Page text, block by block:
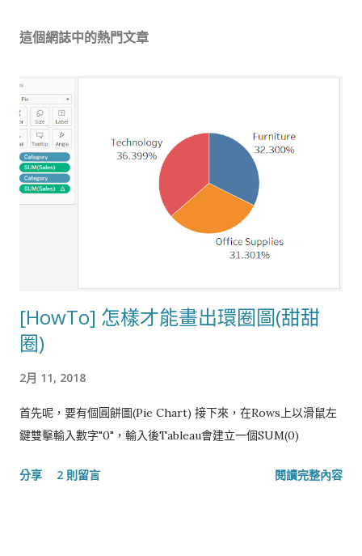
這個網誌中的熱門文章
[HowTo] 怎樣才能畫出環圈圖(甜甜
圈)
2月 11, 2018
首先呢，要有個圓餅圖(Pie Chart) 接下來，在Rows上以滑鼠左
鍵雙擊輸入數字"0"，輸入後Tableau會建立一個SUM(0)
分享 2 則留言 閱讀完整內容